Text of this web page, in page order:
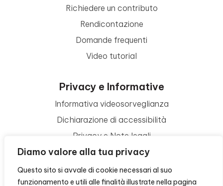
Diamo valore alla tua privacy
Questo sito si avvale di cookie necessari al suo
funzionamento e utili alle finalità illustrate nella pagina
Richiedere un contributo
Rendicontazione
Domande frequenti
Video tutorial
Privacy e Informative
Informativa videosorveglianza
Dichiarazione di accessibilità
Privacy e Note legali
Termini di utilizzo
Cookie policy
Contattaci